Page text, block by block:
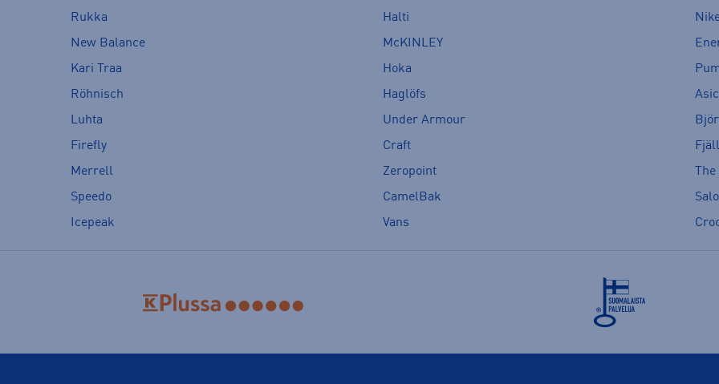
Rukka
Halti
New Balance
McKINLEY
Kari Traa
Hoka
Röhnisch
Haglöfs
Luhta
Under Armour
Firefly
Craft
Merrell
Zeropoint
Speedo
CamelBak
Icepeak
Vans